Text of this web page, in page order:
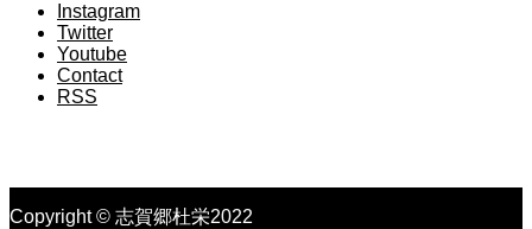
Instagram
Twitter
Youtube
Contact
RSS
Copyright © 志賀郷杜栄2022